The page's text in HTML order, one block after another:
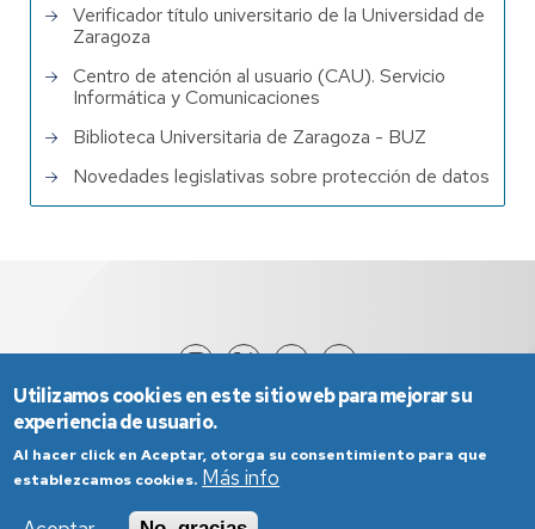
Verificador título universitario de la Universidad de
Zaragoza
Centro de atención al usuario (CAU). Servicio
Informática y Comunicaciones
Biblioteca Universitaria de Zaragoza - BUZ
Novedades legislativas sobre protección de datos
Utilizamos cookies en este sitio web para mejorar su
experiencia de usuario.
Al hacer click en Aceptar, otorga su consentimiento para que
establezcamos cookies. Más info